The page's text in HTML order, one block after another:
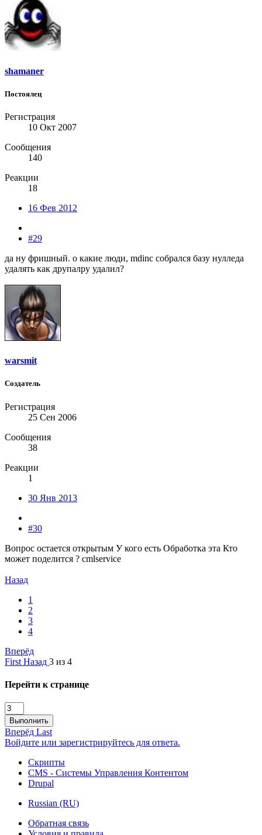
shamaner
Постоялец
Регистрация
10 Окт 2007
Сообщения
140
Реакции
18
16 Фев 2012
#29
да ну фришный. о какие люди, mdinc собрался базу нулледа
удалять как друпалру удалил?
warsmit
Создатель
Регистрация
25 Сен 2006
Сообщения
38
Реакции
1
30 Янв 2013
#30
Вопрос остается открытым У кого есть Обработка эта Кто
может поделится ? cmlservice
Назад
1
2
3
4
Вперёд
First Назад 3 из 4
Перейти к странице
Выполнить
Вперёд Last
Войдите или зарегистрируйтесь для ответа.
Скрипты
CMS - Системы Управления Контентом
Drupal
Russian (RU)
Обратная связь